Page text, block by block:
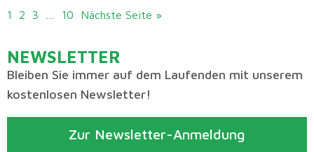
1 2 3 10 Nächste Seite »
NEWSLETTER
Bleiben Sie immer auf dem Laufenden mit unserem
kostenlosen Newsletter!
Zur Newsletter-Anmeldung